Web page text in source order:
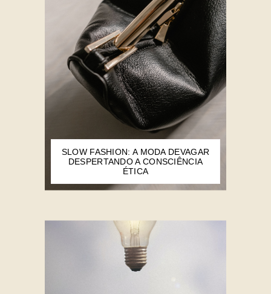
SLOW FASHION: A MODA DEVAGAR
DESPERTANDO A CONSCIÊNCIA
ÉTICA